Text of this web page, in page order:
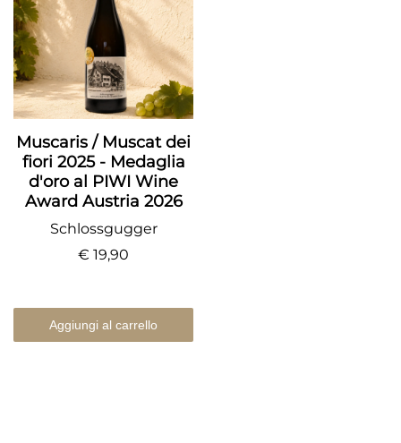
Muscaris / Muscat dei
fiori 2025 - Medaglia
d'oro al PIWI Wine
Award Austria 2026
Schlossgugger
€ 19,90
Aggiungi al carrello